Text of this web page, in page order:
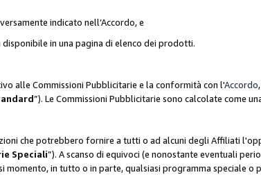
indicato nell’Accordo, e
in una pagina di elenco dei prodotti.
alle Commissioni Pubblicitarie e la conformità con l'Accordo
”). Le Commissioni Pubblicitarie sono calcolate come
che potrebbero fornire a tutti o ad alcuni degli Affiliati
Speciali”). A scanso di equivoci (e nonostante eventuali
in tutto o in parte, qualsiasi programma speciale o